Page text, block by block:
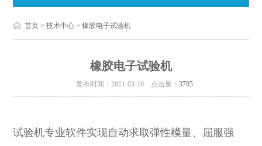
首页 >技术中心 > 橡胶电子试验机
橡胶电子试验机
发布时间：2011-03-10 点击量： 3785
试验机专业软件实现自动求取弹性模量、屈服强